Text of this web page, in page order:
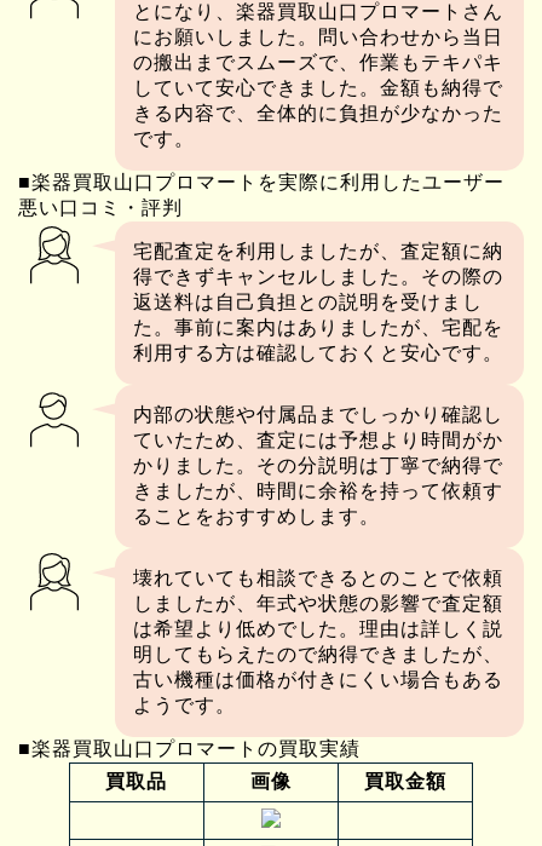
とになり、楽器買取山口プロマートさん
にお願いしました。問い合わせから当日
の搬出までスムーズで、作業もテキパキ
していて安心できました。金額も納得で
きる内容で、全体的に負担が少なかった
です。
■楽器買取山口プロマートを実際に利用したユーザー
悪い口コミ・評判
宅配査定を利用しましたが、査定額に納
得できずキャンセルしました。その際の
返送料は自己負担との説明を受けまし
た。事前に案内はありましたが、宅配を
利用する方は確認しておくと安心です。
内部の状態や付属品までしっかり確認し
ていたため、査定には予想より時間がか
かりました。その分説明は丁寧で納得で
きましたが、時間に余裕を持って依頼す
ることをおすすめします。
壊れていても相談できるとのことで依頼
しましたが、年式や状態の影響で査定額
は希望より低めでした。理由は詳しく説
明してもらえたので納得できましたが、
古い機種は価格が付きにくい場合もある
ようです。
■楽器買取山口プロマートの買取実績
買取品
画像 買取金額